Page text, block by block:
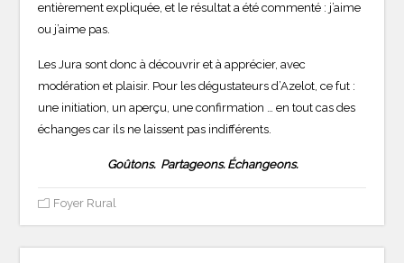
entièrement expliquée, et le résultat a été commenté : j’aime
ou j’aime pas.
Les Jura sont donc à découvrir et à apprécier, avec
modération et plaisir. Pour les dégustateurs d’Azelot, ce fut :
une initiation, un aperçu, une confirmation … en tout cas des
échanges car ils ne laissent pas indifférents.
Goûtons. Partageons. Échangeons.
Foyer Rural